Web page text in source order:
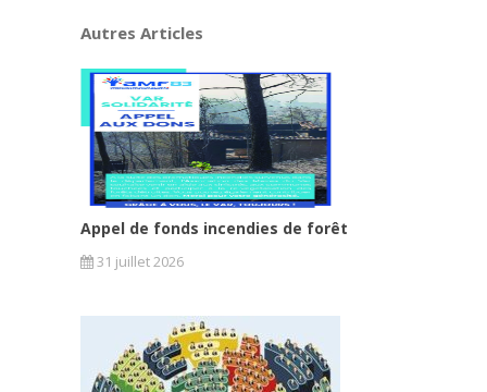
Autres Articles
Appel de fonds incendies de forêt
31 juillet 2026